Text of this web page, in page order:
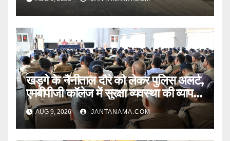
खड़गे के नैनीताल दौरे को लेकर पुलिस अलर्ट,
एमबीपीजी कॉलेज में सुरक्षा व्यवस्था की व्यापक
ब्रीफिंग
AUG 9, 2026 JANTANAMA.COM